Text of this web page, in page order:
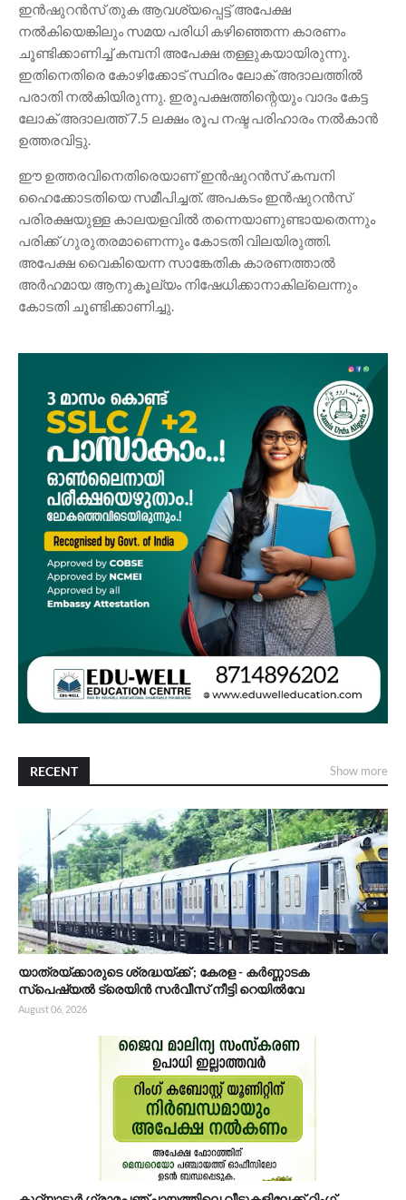
ഇൻഷുറൻസ് തുക ആവശ്യപ്പെട്ട് അപേക്ഷ
നൽകിയെങ്കിലും സമയ പരിധി കഴിഞ്ഞെന്ന കാരണം
ചൂണ്ടിക്കാണിച്ച് കമ്പനി അപേക്ഷ തള്ളുകയായിരുന്നു.
ഇതിനെതിരെ കോഴിക്കോട് സ്ഥിരം ലോക് അദാലത്തിൽ
പരാതി നൽകിയിരുന്നു. ഇരുപക്ഷത്തിന്റെയും വാദം കേട്ട
ലോക് അദാലത്ത് 7.5 ലക്ഷം രൂപ നഷ്ട പരിഹാരം നൽകാൻ
ഉത്തരവിട്ടു.
ഈ ഉത്തരവിനെതിരെയാണ് ഇൻഷുറൻസ് കമ്പനി
ഹൈക്കോടതിയെ സമീപിച്ചത്. അപകടം ഇൻഷുറൻസ്
പരിരക്ഷയുള്ള കാലയളവിൽ തന്നെയാണുണ്ടായതെന്നും
പരിക്ക് ഗുരുതരമാണെന്നും കോടതി വിലയിരുത്തി.
അപേക്ഷ വൈകിയെന്ന സാങ്കേതിക കാരണത്താൽ
അർഹമായ ആനുകൂല്യം നിഷേധിക്കാനാകില്ലെന്നും
കോടതി ചൂണ്ടിക്കാണിച്ചു.
RECENT Show more
യാത്രയ്‌ക്കാരുടെ ശ്രദ്ധയ്ക്ക് ; കേരള - കർണ്ണാടക
സ്പെഷ്യൽ ട്രെയിൻ സർവീസ് നീട്ടി റെയിൽവേ
August 06, 2026